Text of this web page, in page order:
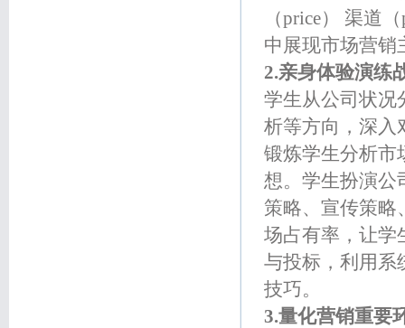
（price） 渠道
中展现市场营销
2.亲身体验演练
学生从公司状况
析等方向，深入
锻炼学生分析市
想。学生扮演公
策略、宣传策略
场占有率，让学
与投标，利用系
技巧。
3.量化营销重要